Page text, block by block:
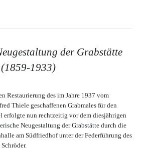
der Grabstätte
1933)
Restaurierung des im Jahre 1937 vom
Thiele geschaffenen Grabmales für den
erfolgte nun rechtzeitig vor dem diesjährigen
Neugestaltung der Grabstätte durch die
am Südfriedhof unter der Federführung des